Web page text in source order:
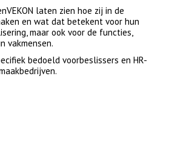
laten zien hoe zij in de
en wat dat betekent voor hun
maar ook voor de functies,
vakmensen.
bedoeld voorbeslissers en HR-